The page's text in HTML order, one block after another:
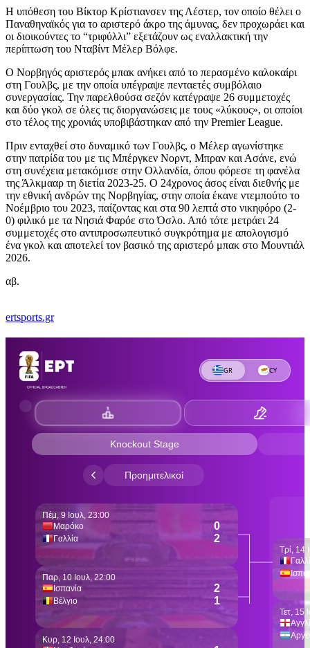
Η υπόθεση του Βίκτορ Κρίστιανσεν της Λέστερ, τον οποίο θέλει ο
Παναθηναϊκός για το αριστερό άκρο της άμυνας, δεν προχωράει και
οι διοικούντες το “τριφύλλι” εξετάζουν ως εναλλακτική την
περίπτωση του Νταβίντ Μέλερ Βόλφε.
Ο Νορβηγός αριστερός μπακ ανήκει από το περασμένο καλοκαίρι
στη Γουλβς, με την οποία υπέγραψε πενταετές συμβόλαιο
συνεργασίας. Την παρελθούσα σεζόν κατέγραψε 26 συμμετοχές
και δύο γκολ σε όλες τις διοργανώσεις με τους «λύκους», οι οποίοι
στο τέλος της χρονιάς υποβιβάστηκαν από την Premier League.
Πριν ενταχθεί στο δυναμικό των Γουλβς, ο Μέλερ αγωνίστηκε
στην πατρίδα του με τις Μπέργκεν Νορντ, Μπραν και Ασάνε, ενώ
στη συνέχεια μετακόμισε στην Ολλανδία, όπου φόρεσε τη φανέλα
της Άλκμααρ τη διετία 2023-25. Ο 24χρονος άσος είναι διεθνής με
την εθνική ανδρών της Νορβηγίας, στην οποία έκανε ντεμπούτο το
Νοέμβριο του 2023, παίζοντας και στα 90 λεπτά στο νικηφόρο (2-
0) φιλικό με τα Νησιά Φαρόε στο Όσλο. Από τότε μετράει 24
συμμετοχές στο αντιπροσωπευτικό συγκρότημα με απολογισμό
ένα γκολ και αποτελεί τον βασικό της αριστερό μπακ στο Μουντιάλ
2026.
αβ.
ertsports.gr